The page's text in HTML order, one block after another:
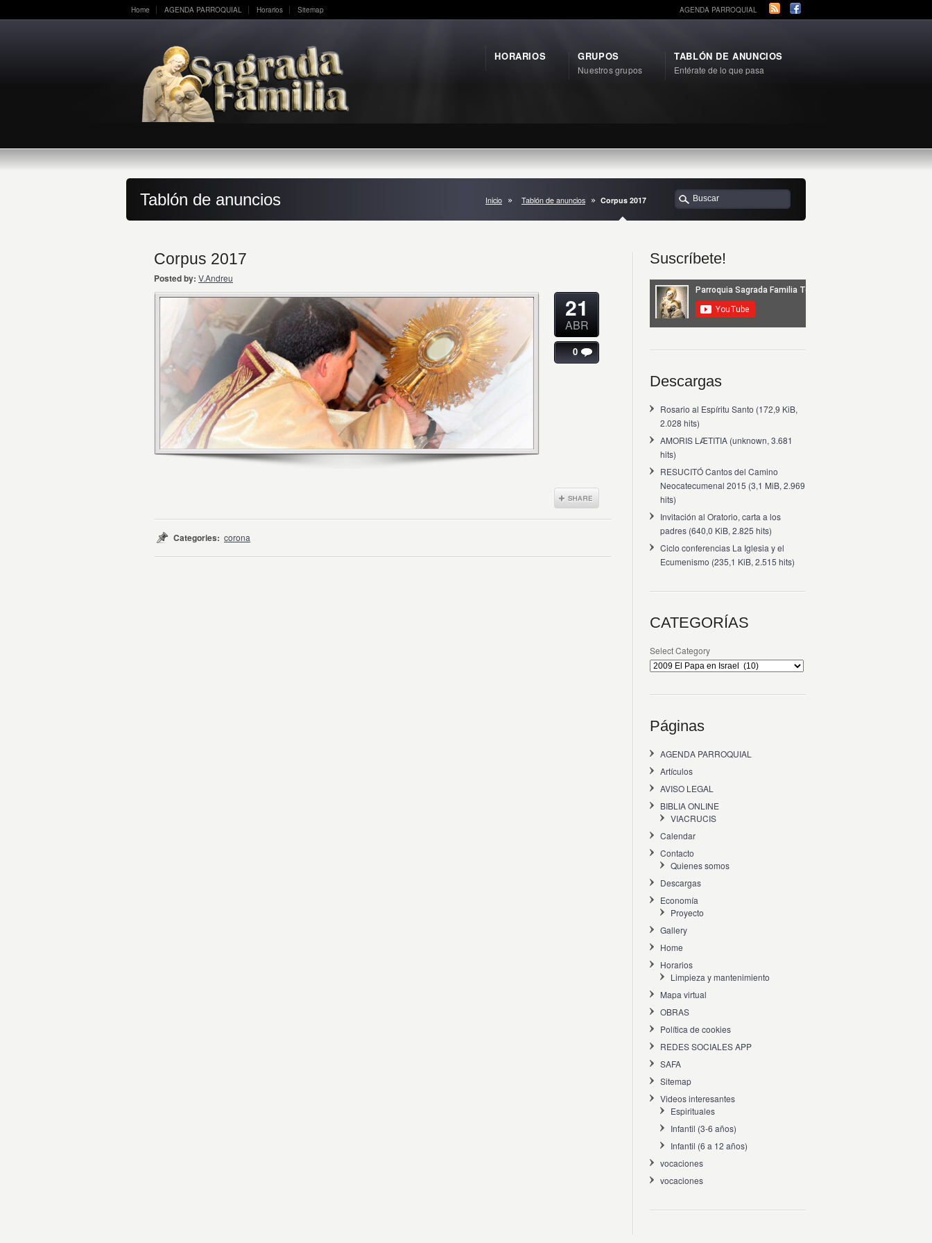
Home AGENDA PARROQUIAL Horarios Sitemap AGENDA PARROQUIAL
HORARIOS GRUPOS
Nuestros grupos
TABLÓN DE ANUNCIOS
Entérate de lo que pasa
Tablón de anuncios Inicio Tablón de anuncios Corpus 2017
Corpus 2017
Posted by: V.Andreu
21
ABR
0
Categories: corona
Suscríbete!
Descargas
Rosario al Espíritu Santo (172,9 KiB,
2.028 hits)
AMORIS LÆTITIA (unknown, 3.681
hits)
RESUCITÓ Cantos del Camino
Neocatecumenal 2015 (3,1 MiB, 2.969
hits)
Invitación al Oratorio, carta a los
padres (640,0 KiB, 2.825 hits)
Ciclo conferencias La Iglesia y el
Ecumenismo (235,1 KiB, 2.515 hits)
CATEGORÍAS
Select Category
Páginas
AGENDA PARROQUIAL
Artículos
AVISO LEGAL
BIBLIA ONLINE
VIACRUCIS
Calendar
Contacto
Quienes somos
Descargas
Economía
Proyecto
Gallery
Home
Horarios
Limpieza y mantenimiento
Mapa virtual
OBRAS
Política de cookies
REDES SOCIALES APP
SAFA
Sitemap
Videos interesantes
Espirituales
Infantil (3-6 años)
Infantil (6 a 12 años)
vocaciones
vocaciones